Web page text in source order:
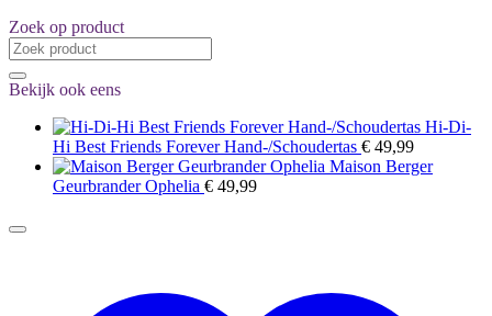
Zoek op product
Zoeken
naar:
Bekijk ook eens
Hi-Di-
Hi Best Friends Forever Hand-/Schoudertas € 49,99
Maison Berger
Geurbrander Ophelia € 49,99